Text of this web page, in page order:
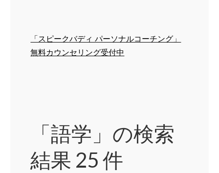
「スピークバディ パーソナルコーチング」
無料カウンセリング受付中
「語学」の検索
結果 25 件